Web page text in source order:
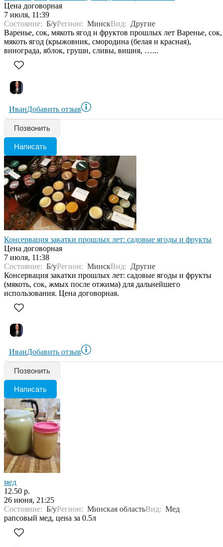
Цена договорная
7 июля, 11:39
Состояние: Б/уРегион: МинскВид: Другие
Варенье, сок, мякоть ягод и фруктов прошлых лет Варенье, сок,
мякоть ягод (крыжовник, смородина (белая и красная),
винограда, яблок, груши, сливы, вишня, …...
ИванДобавить отзыв
Позвонить
Написать
Консервация закатки прошлых лет: садовые ягоды и фрукты
Цена договорная
7 июля, 11:38
Состояние: Б/уРегион: МинскВид: Другие
Консервация закатки прошлых лет: садовые ягоды и фрукты
(мякоть, сок, жмых после отжима) для дальнейшего
использования. Цена договорная.
ИванДобавить отзыв
Позвонить
Написать
мед
12.50 р.
26 июня, 21:25
Состояние: Б/уРегион: Минская областьВид: Мед
рапсовый мед, цена за 0.5л